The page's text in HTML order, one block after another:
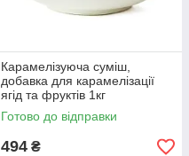
Карамелізуюча суміш,
добавка для карамелізації
ягід та фруктів 1кг
Готово до відправки
494 ₴